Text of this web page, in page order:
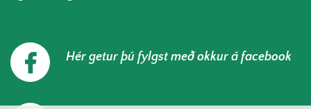
Hér getur þú fylgst með okkur á facebook